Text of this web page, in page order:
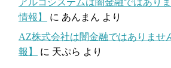
アルコシステムは闇金融ではあり
情報】
に あんまん より
AZ株式会社は闇金融ではありませ
報】
に 天ぷら より